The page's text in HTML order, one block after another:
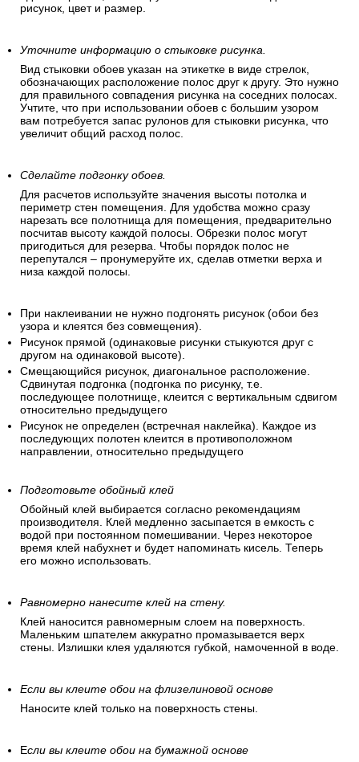
рисунок, цвет и размер.
Уточните информацию о стыковке рисунка.
Вид стыковки обоев указан на этикетке в виде стрелок,
обозначающих расположение полос друг к другу. Это нужно
для правильного совпадения рисунка на соседних полосах.
Учтите, что при использовании обоев с большим узором
вам потребуется запас рулонов для стыковки рисунка, что
увеличит общий расход полос.
Сделайте подгонку обоев.
Для расчетов используйте значения высоты потолка и
периметр стен помещения. Для удобства можно сразу
нарезать все полотнища для помещения, предварительно
посчитав высоту каждой полосы. Обрезки полос могут
пригодиться для резерва. Чтобы порядок полос не
перепутался – пронумеруйте их, сделав отметки верха и
низа каждой полосы.
При наклеивании не нужно подгонять рисунок (обои без
узора и клеятся без совмещения).
Рисунок прямой (одинаковые рисунки стыкуются друг с
другом на одинаковой высоте).
Смещающийся рисунок, диагональное расположение.
Сдвинутая подгонка (подгонка по рисунку, т.е.
последующее полотнище, клеится с вертикальным сдвигом
относительно предыдущего
Рисунок не определен (встречная наклейка). Каждое из
последующих полотен клеится в противоположном
направлении, относительно предыдущего
Подготовьте обойный клей
Обойный клей выбирается согласно рекомендациям
производителя. Клей медленно засыпается в емкость с
водой при постоянном помешивании. Через некоторое
время клей набухнет и будет напоминать кисель. Теперь
его можно использовать.
Равномерно нанесите клей на стену.
Клей наносится равномерным слоем на поверхность.
Маленьким шпателем аккуратно промазывается верх
стены. Излишки клея удаляются губкой, намоченной в воде.
Если вы клеите обои на флизелиновой основе
Наносите клей только на поверхность стены.
Если вы клеите обои на бумажной основе